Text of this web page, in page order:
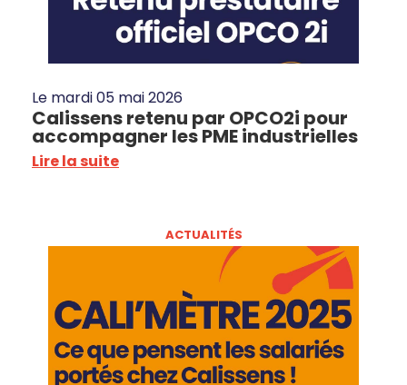
Le mardi 05 mai 2026
Calissens retenu par OPCO2i pour
accompagner les PME industrielles
Lire la suite
ACTUALITÉS